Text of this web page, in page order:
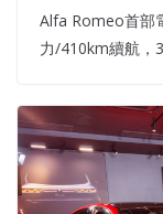
Alfa Romeo首部
力/410km續航，